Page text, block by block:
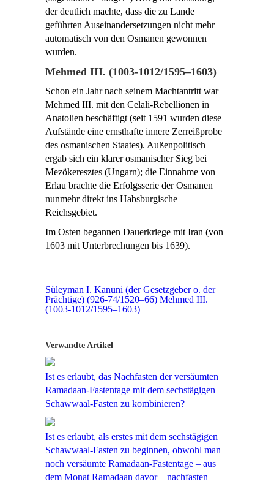
der deutlich machte, dass die zu Lande
geführten Auseinandersetzungen nicht mehr
automatisch von den Osmanen gewonnen
wurden.
Mehmed III. (1003-1012/1595–1603)
Schon ein Jahr nach seinem Machtantritt war
Mehmed III. mit den Celali-Rebellionen in
Anatolien beschäftigt (seit 1591 wurden diese
Aufstände eine ernsthafte innere Zerreißprobe
des osmanischen Staates). Außenpolitisch
ergab sich ein klarer osmanischer Sieg bei
Mezökeresztes (Ungarn); die Einnahme von
Erlau brachte die Erfolgsserie der Osmanen
nunmehr direkt ins Habsburgische
Reichsgebiet.
Im Osten begannen Dauerkriege mit Iran (von
1603 mit Unterbrechungen bis 1639).
Süleyman I. Kanuni (der Gesetzgeber o. der
Prächtige) (926-74/1520–66) Mehmed III.
(1003-1012/1595–1603)
Verwandte Artikel
Ist es erlaubt, das Nachfasten der versäumten
Ramadaan-Fastentage mit dem sechstägigen
Schawwaal-Fasten zu kombinieren?
Ist es erlaubt, als erstes mit dem sechstägigen
Schawwaal-Fasten zu beginnen, obwohl man
noch versäumte Ramadaan-Fastentage – aus
dem Monat Ramadaan davor – nachfasten